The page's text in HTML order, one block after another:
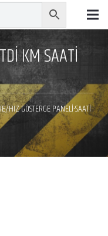
KM SAATİ
HIZ GÖSTERGE PANELİ-SAATİ